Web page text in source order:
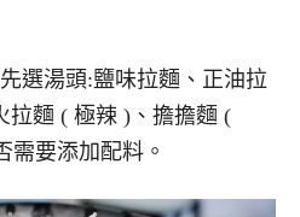
選湯頭:鹽味拉麵、正油拉
拉麵 ( 極辣 )、擔擔麵 (
需要添加配料。